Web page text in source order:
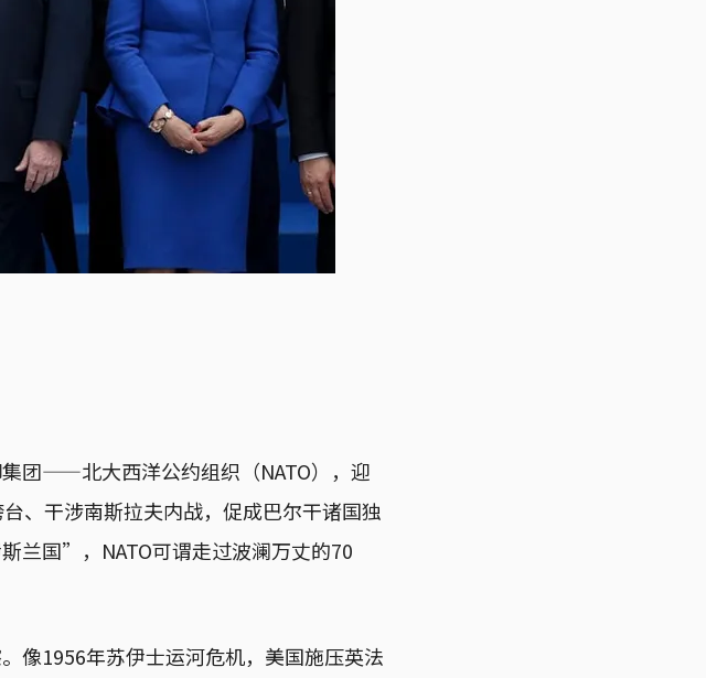
团——北大西洋公约组织（NATO），迎
、干涉南斯拉夫内战，促成巴尔干诸国独
兰国”，NATO可谓走过波澜万丈的70
像1956年苏伊士运河危机，美国施压英法